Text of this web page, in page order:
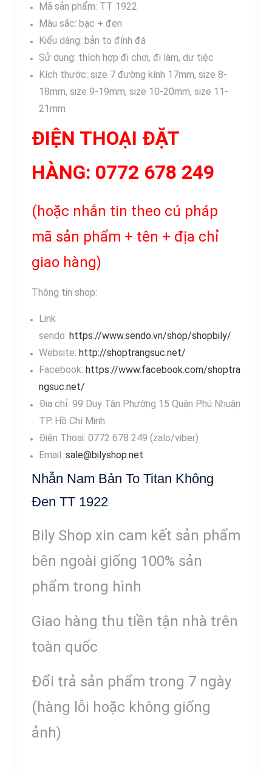
Mã sản phẩm: TT 1922
Màu sắc: bạc + đen
Kiểu dáng: bản to đính đá
Sử dụng: thích hợp đi chơi, đi làm, dự tiệc
Kích thước: size 7 đường kính 17mm, size 8-
18mm, size 9-19mm, size 10-20mm, size 11-
21mm
ĐIỆN THOẠI ĐẶT
HÀNG: 0772 678 249
(hoặc nhắn tin theo cú pháp
mã sản phẩm + tên + địa chỉ
giao hàng)
Thông tin shop:
Link
sendo: https://www.sendo.vn/shop/shopbily/
Website: http://shoptrangsuc.net/
Facebook: https://www.facebook.com/shoptra
ngsuc.net/
Địa chỉ: 99 Duy Tân Phường 15 Quận Phú Nhuận
TP. Hồ Chí Minh
Điện Thoại: 0772 678 249 (zalo/viber)
Email: sale@bilyshop.net
Nhẫn Nam Bản To Titan Không
Đen TT 1922
Bily Shop xin cam kết sản phẩm
bên ngoài giống 100% sản
phẩm trong hình
Giao hàng thu tiền tận nhà trên
toàn quốc
Đổi trả sản phẩm trong 7 ngày
(hàng lỗi hoặc không giống
ảnh)